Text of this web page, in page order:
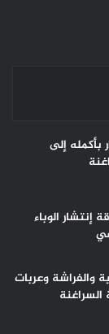
بأكمله إلى
إنتشار الوباء
والفراشة وعربات
السراغنة